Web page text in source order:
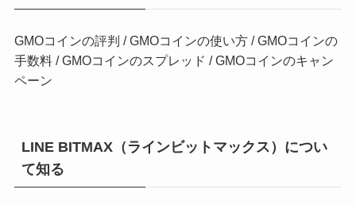
GMOコインの評判 /GMOコインの使い方/GMOコインの
手数料/GMOコインのスプレッド /GMOコインのキャン
ペーン
LINE BITMAX（ラインビットマックス）につい
て知る